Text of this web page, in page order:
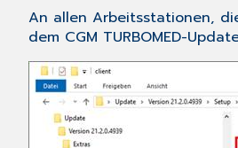
An allen Arbeitsstationen,
dem CGM TURBOMED-